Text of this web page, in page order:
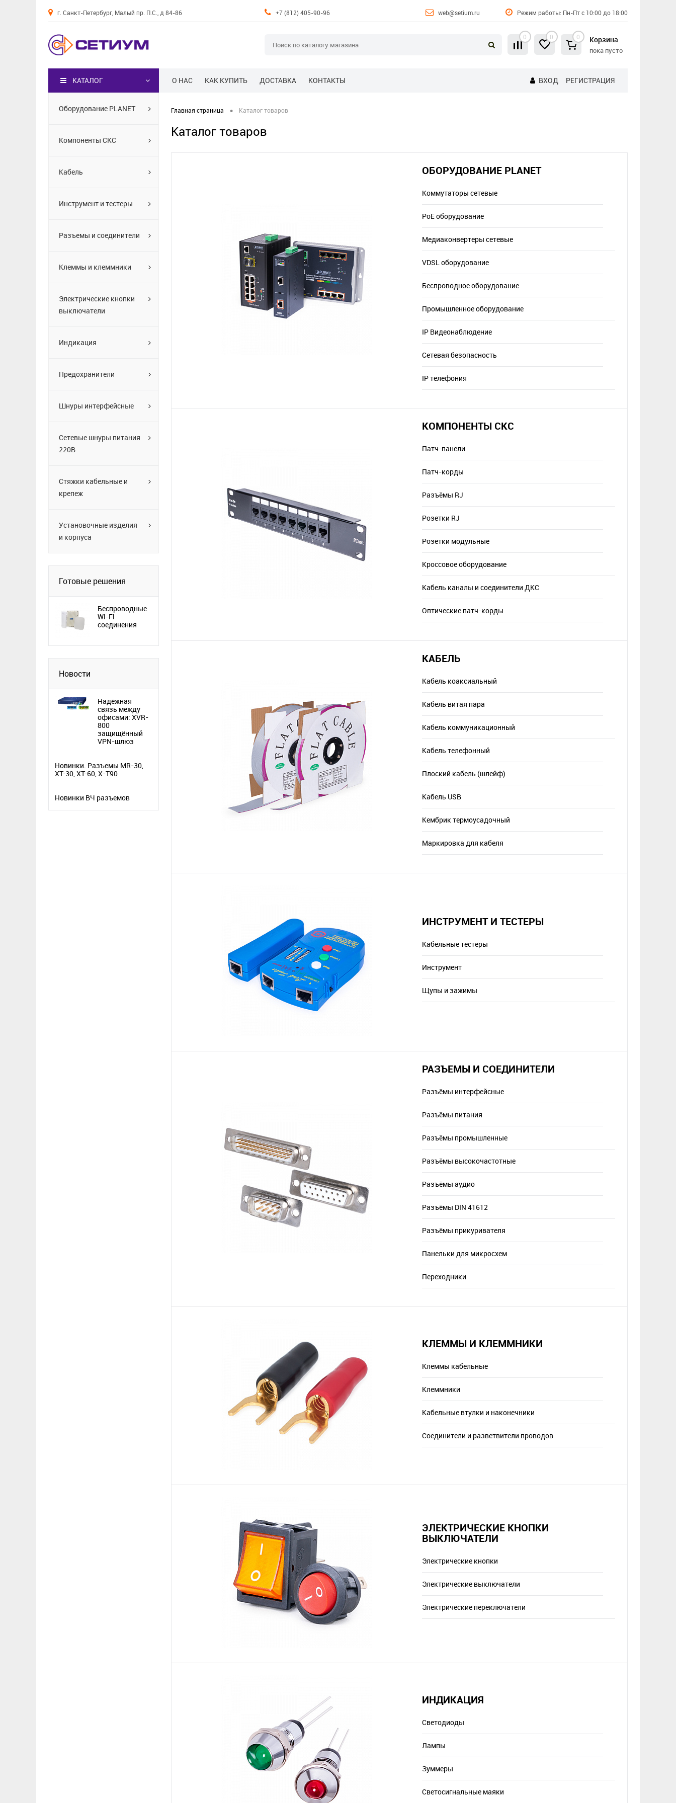
г. Санкт-Петербург, Малый пр. П.С., д 84-86 +7 (812) 405-90-96 web@setium.ru Режим работы: Пн-Пт с 10:00 до 18:00
0 0 0 Корзина
пока пусто
О НАС КАК КУПИТЬ ДОСТАВКА КОНТАКТЫ ВХОД РЕГИСТРАЦИЯ
КАТАЛОГ
Оборудование PLANET
Компоненты СКС
Кабель
Инструмент и тестеры
Разъемы и соединители
Клеммы и клеммники
Электрические кнопки
выключатели
Индикация
Предохранители
Шнуры интерфейсные
Сетевые шнуры питания
220В
Стяжки кабельные и
крепеж
Установочные изделия
и корпуса
Готовые решения
Беспроводные
Wi-Fi
соединения
Новости
Надёжная
связь между
офисами: XVR-
800
защищённый
VPN-шлюз
Новинки. Разъемы MR-30,
XT-30, XT-60, X-T90
Новинки ВЧ разъемов
Главная страница • Каталог товаров
Каталог товаров
ОБОРУДОВАНИЕ PLANET
Коммутаторы сетевые
PoE оборудование
Медиаконвертеры сетевые
VDSL оборудование
Беспроводное оборудование
Промышленное оборудование
IP Видеонаблюдение
Сетевая безопасность
IP телефония
КОМПОНЕНТЫ СКС
Патч-панели
Патч-корды
Разъёмы RJ
Розетки RJ
Розетки модульные
Кроссовое оборудование
Кабель каналы и соединители ДКС
Оптические патч-корды
КАБЕЛЬ
Кабель коаксиальный
Кабель витая пара
Кабель коммуникационный
Кабель телефонный
Плоский кабель (шлейф)
Кабель USB
Кембрик термоусадочный
Маркировка для кабеля
ИНСТРУМЕНТ И ТЕСТЕРЫ
Кабельные тестеры
Инструмент
Щупы и зажимы
РАЗЪЕМЫ И СОЕДИНИТЕЛИ
Разъёмы интерфейсные
Разъёмы питания
Разъёмы промышленные
Разъёмы высокочастотные
Разъёмы аудио
Разъёмы DIN 41612
Разъёмы прикуривателя
Панельки для микросхем
Переходники
КЛЕММЫ И КЛЕММНИКИ
Клеммы кабельные
Клеммники
Кабельные втулки и наконечники
Соединители и разветвители проводов
ЭЛЕКТРИЧЕСКИЕ КНОПКИ
ВЫКЛЮЧАТЕЛИ
Электрические кнопки
Электрические выключатели
Электрические переключатели
ИНДИКАЦИЯ
Светодиоды
Лампы
Зуммеры
Светосигнальные маяки